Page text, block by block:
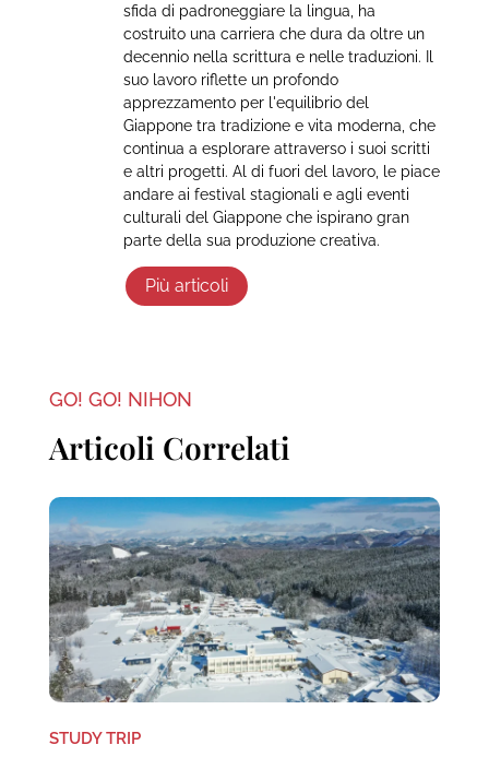
sfida di padroneggiare la lingua, ha
costruito una carriera che dura da oltre un
decennio nella scrittura e nelle traduzioni. Il
suo lavoro riflette un profondo
apprezzamento per l'equilibrio del
Giappone tra tradizione e vita moderna, che
continua a esplorare attraverso i suoi scritti
e altri progetti. Al di fuori del lavoro, le piace
andare ai festival stagionali e agli eventi
culturali del Giappone che ispirano gran
parte della sua produzione creativa.
Più articoli
GO! GO! NIHON
Articoli Correlati
STUDY TRIP